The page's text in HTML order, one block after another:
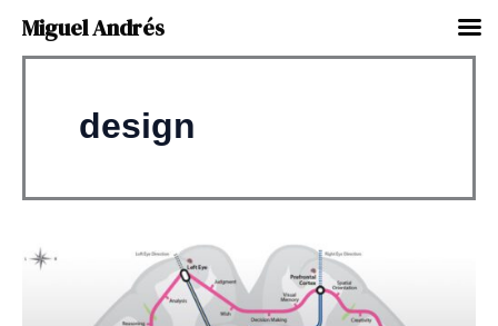
design
Miguel Andrés